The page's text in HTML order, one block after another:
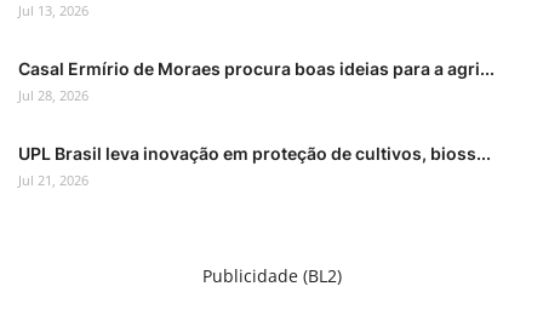
Jul 13, 2026
Casal Ermírio de Moraes procura boas ideias para a agri...
Jul 28, 2026
UPL Brasil leva inovação em proteção de cultivos, bioss...
Jul 21, 2026
Publicidade (BL2)